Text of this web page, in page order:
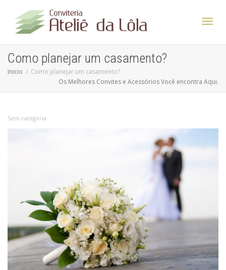
Como planejar um casamento?
Inicio
Como planejar um casamento?
Os Melhores Convites e Acessórios Você encontra Aqui.
Sem categoria